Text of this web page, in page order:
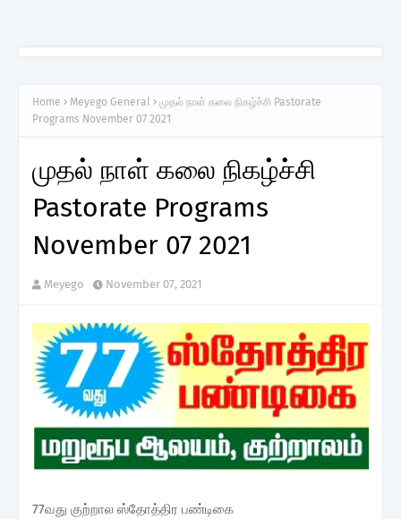
Home Meyego General
முதல் நாள் கலை நிகழ்ச்சி Pastorate
Programs November 07 2021
முதல் நாள் கலை நிகழ்ச்சி
Pastorate Programs
November 07 2021
Meyego November 07, 2021
77வது குற்றால ஸ்தோத்திர பண்டிகை